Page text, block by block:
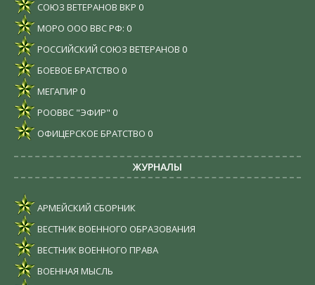
СОЮЗ ВЕТЕРАНОВ ВКР 0
МОРО ООО ВВС РФ: 0
РОССИЙСКИЙ СОЮЗ ВЕТЕРАНОВ 0
БОЕВОЕ БРАТСТВО 0
МЕГАПИР 0
РООВВС "ЭФИР" 0
ОФИЦЕРСКОЕ БРАТСТВО 0
ЖУРНАЛЫ
АРМЕЙСКИЙ СБОРНИК
ВЕСТНИК ВОЕННОГО ОБРАЗОВАНИЯ
ВЕСТНИК ВОЕННОГО ПРАВА
ВОЕННАЯ МЫСЛЬ